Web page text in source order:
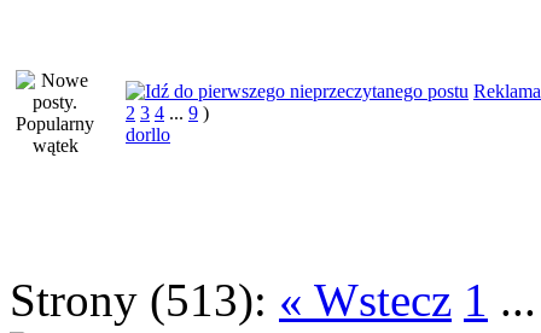
Reklama
2 3 4 ... 9 )
dorllo
Strony (513): « Wstecz 1